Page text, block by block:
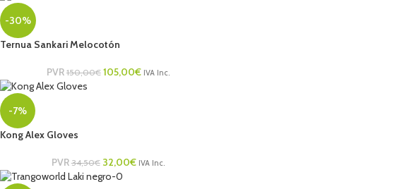
-30%
Ternua Sankari Melocotón
PVR 150,00€ 105,00€ IVA Inc.
-7%
Kong Alex Gloves
PVR 34,50€ 32,00€ IVA Inc.